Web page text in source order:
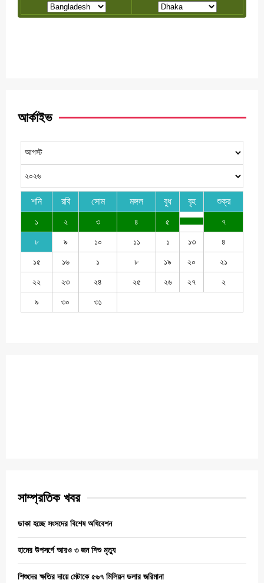
আর্কাইভ
শনি রবি সোম মঙ্গল বুধ বৃহ শুক্র
১ ২ ৩ ৪ ৫ ৭
৮ ৯ ১০ ১১ ১ ১৩ ৪
১৫ ১৬ ১ ৮ ১৯ ২০ ২১
২২ ২৩ ২৪ ২৫ ২৬ ২৭ ২
৯ ৩০ ৩১
সাম্প্রতিক খবর
ডাকা হচ্ছে সংসদের বিশেষ অধিবেশন
হামের উপসর্গে আরও ৩ জন শিশু মৃত্যু
শিশুদের ক্ষতির দায়ে মেটাকে ৫৬৭ মিলিয়ন ডলার জরিমানা